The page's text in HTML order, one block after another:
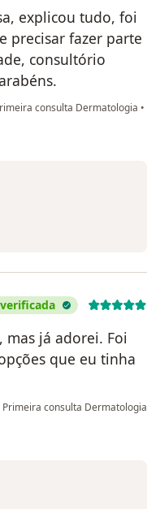
explicou tudo, foi
precisar fazer parte
consultório
consulta Dermatologia •
já adorei. Foi
que eu tinha
Primeira consulta Dermatologia